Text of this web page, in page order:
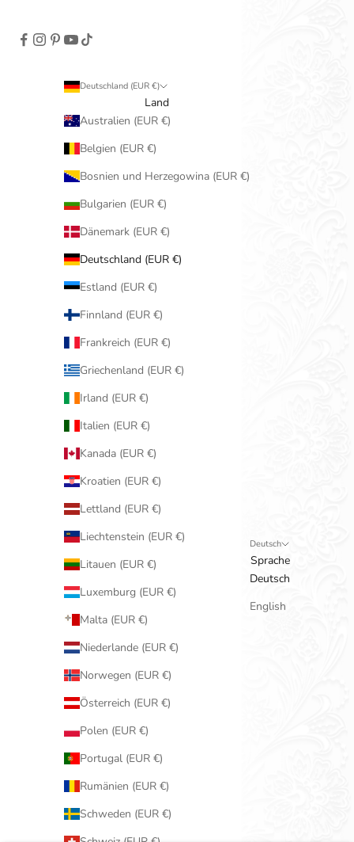
Deutschland (EUR €)
Land
Australien (EUR €)
Belgien (EUR €)
Bosnien und Herzegowina (EUR €)
Bulgarien (EUR €)
Dänemark (EUR €)
Deutschland (EUR €)
Estland (EUR €)
Finnland (EUR €)
Frankreich (EUR €)
Griechenland (EUR €)
Irland (EUR €)
Italien (EUR €)
Kanada (EUR €)
Kroatien (EUR €)
Lettland (EUR €)
Liechtenstein (EUR €)
Litauen (EUR €)
Luxemburg (EUR €)
Malta (EUR €)
Niederlande (EUR €)
Norwegen (EUR €)
Österreich (EUR €)
Polen (EUR €)
Portugal (EUR €)
Rumänien (EUR €)
Schweden (EUR €)
Deutsch
Sprache
Deutsch
English